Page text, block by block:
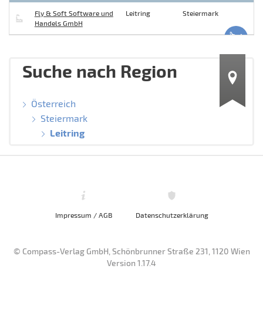
Fly & Soft Software und
Handels GmbH
Leitring Steiermark
Suche nach Region
Österreich
Steiermark
Leitring
Impressum / AGB Datenschutzerklärung
© Compass-Verlag GmbH, Schönbrunner Straße 231, 1120 Wien
Version 1.17.4